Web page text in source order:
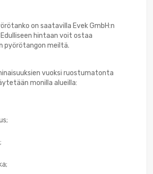
on saatavilla Evek GmbH:n
hintaan voit ostaa
pyörötangon meiltä.
vuoksi ruostumatonta
monilla alueilla: